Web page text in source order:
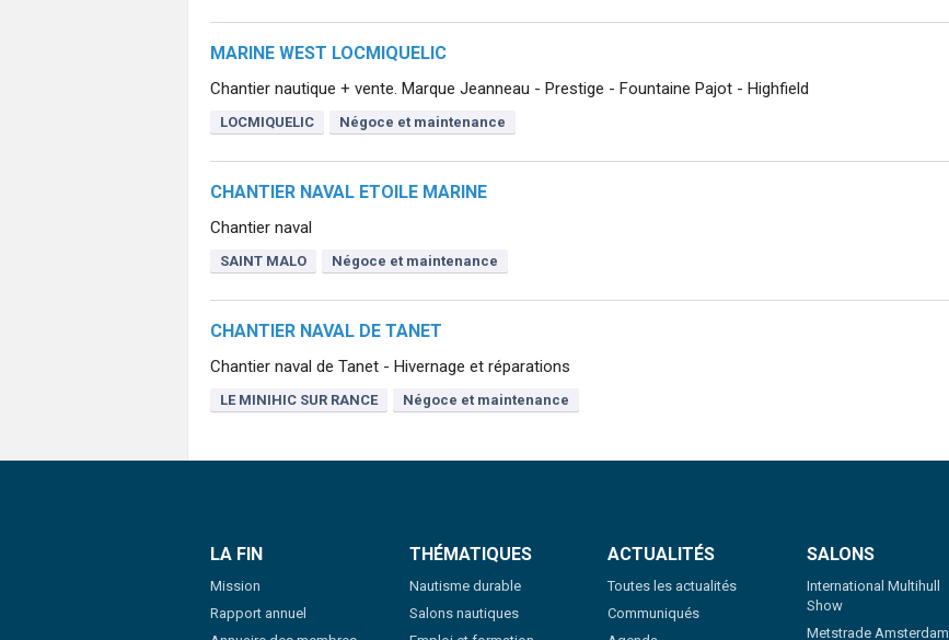
MARINE WEST LOCMIQUELIC
Chantier nautique + vente. Marque Jeanneau - Prestige - Fountaine Pajot - Highfield
LOCMIQUELIC Négoce et maintenance
CHANTIER NAVAL ETOILE MARINE
Chantier naval
SAINT MALO Négoce et maintenance
CHANTIER NAVAL DE TANET
Chantier naval de Tanet - Hivernage et réparations
LE MINIHIC SUR RANCE Négoce et maintenance
LA FIN
Mission
Rapport annuel
THÉMATIQUES
Nautisme durable
Salons nautiques
ACTUALITÉS
Toutes les actualités
Communiqués
SALONS
International Multihull
Show
Metstrade Amsterdam